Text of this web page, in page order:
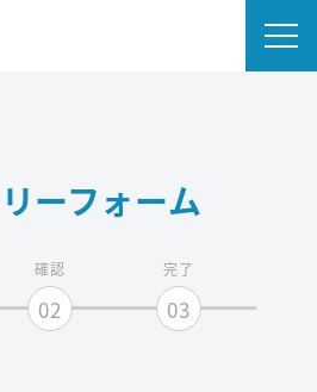
容 ーフォーム
確認
02
完了
03